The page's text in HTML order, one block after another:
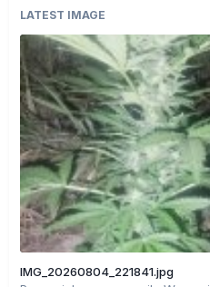
LATEST IMAGE
IMG_20260804_221841.jpg